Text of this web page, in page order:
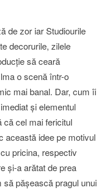
de zor iar Studiourile
decorurile, zilele
să ceară
o scenă într-o
mai banal. Dar, cum îi
şi elementul
că cel mai fericitul
această idee pe motivul
pricina, respectiv
şi-a arătat de prea
să păşească pragul unui